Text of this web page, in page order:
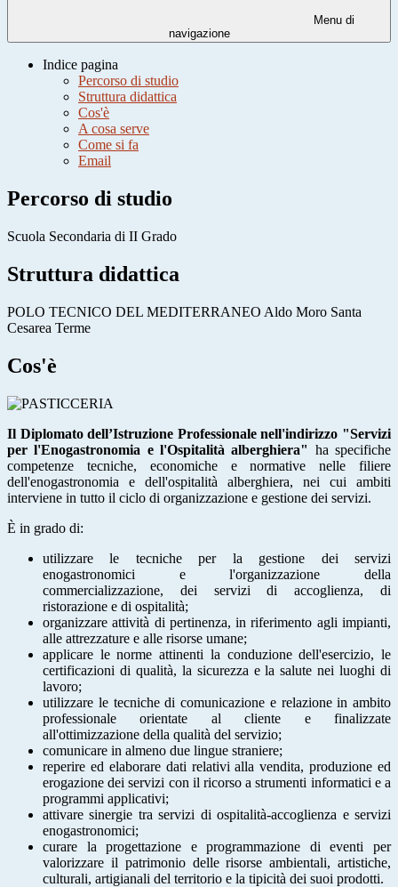
Menu di
navigazione
Indice pagina
Percorso di studio
Struttura didattica
Cos'è
A cosa serve
Come si fa
Email
Percorso di studio
Scuola Secondaria di II Grado
Struttura didattica
POLO TECNICO DEL MEDITERRANEO Aldo Moro Santa
Cesarea Terme
Cos'è
Il Diplomato dell’Istruzione Professionale nell'indirizzo "Servizi
per l'Enogastronomia e l'Ospitalità alberghiera" ha specifiche
competenze tecniche, economiche e normative nelle filiere
dell'enogastronomia e dell'ospitalità alberghiera, nei cui ambiti
interviene in tutto il ciclo di organizzazione e gestione dei servizi.
È in grado di:
utilizzare le tecniche per la gestione dei servizi
enogastronomici e l'organizzazione della
commercializzazione, dei servizi di accoglienza, di
ristorazione e di ospitalità;
organizzare attività di pertinenza, in riferimento agli impianti,
alle attrezzature e alle risorse umane;
applicare le norme attinenti la conduzione dell'esercizio, le
certificazioni di qualità, la sicurezza e la salute nei luoghi di
lavoro;
utilizzare le tecniche di comunicazione e relazione in ambito
professionale orientate alcliente e finalizzate
all'ottimizzazione della qualità del servizio;
comunicare in almeno due lingue straniere;
reperire ed elaborare dati relativi alla vendita, produzione ed
erogazione dei servizi con il ricorso a strumenti informatici e a
programmi applicativi;
attivare sinergie tra servizi di ospitalità-accoglienza e servizi
enogastronomici;
curare la progettazione e programmazione di eventi per
valorizzare il patrimonio delle risorse ambientali, artistiche,
culturali, artigianali del territorio e la tipicità dei suoi prodotti.